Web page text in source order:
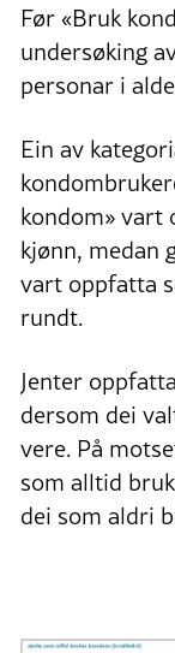
Før «Bruk
undersøking
personar i
Ein av
kondom» vart
kjønn, medan
vart oppfatta
rundt.
Jenter
dersom dei
vere. På
som alltid
dei som aldri